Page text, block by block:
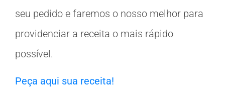
seu pedido e faremos o nosso melhor para
providenciar a receita o mais rápido
possível.
Peça aqui sua receita!